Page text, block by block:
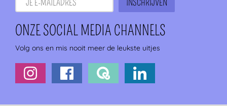
ONZE SOCIAL MEDIA CHANNELS
Volg ons en mis nooit meer de leukste uitjes